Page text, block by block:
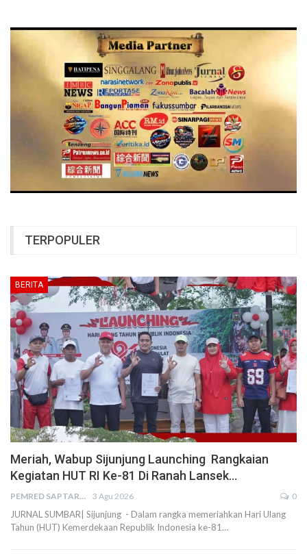
TERPOPULER
BERITA
Meriah, Wabup Sijunjung Launching Rangkaian
Kegiatan HUT RI Ke-81 Di Ranah Lansek…
PEMRED SAPTARIUS 3 Agu 2026 0
JURNAL SUMBAR| Sijunjung - Dalam rangka memeriahkan Hari Ulang
Tahun (HUT) Kemerdekaan Republik Indonesia ke-81…